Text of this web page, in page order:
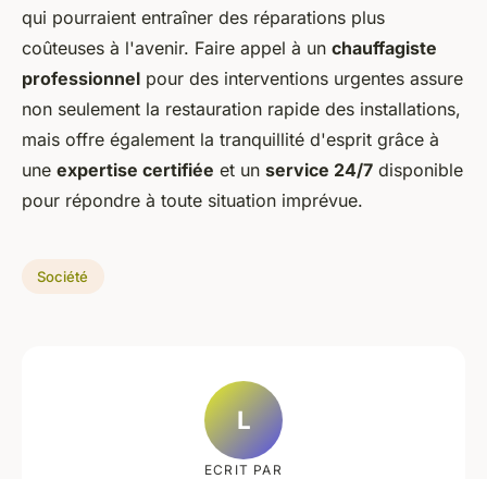
qui pourraient entraîner des réparations plus
coûteuses à l'avenir. Faire appel à un chauffagiste
professionnel pour des interventions urgentes assure
non seulement la restauration rapide des installations,
mais offre également la tranquillité d'esprit grâce à
une expertise certifiée et un service 24/7 disponible
pour répondre à toute situation imprévue.
Société
L
ECRIT PAR